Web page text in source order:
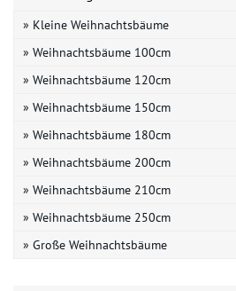
» Kleine Weihnachtsbäume
» Weihnachtsbäume 100cm
» Weihnachtsbäume 120cm
» Weihnachtsbäume 150cm
» Weihnachtsbäume 180cm
» Weihnachtsbäume 200cm
» Weihnachtsbäume 210cm
» Weihnachtsbäume 250cm
» Große Weihnachtsbäume